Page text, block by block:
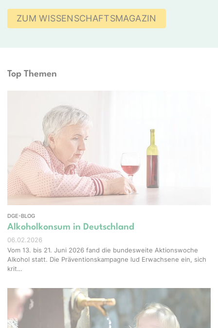
ZUM WISSENSCHAFTSMAGAZIN
Top Themen
DGE-BLOG
Alkoholkonsum in Deutschland
06.02.2026
Vom 13. bis 21. Juni 2026 fand die bundesweite Aktionswoche
Alkohol statt. Die Präventionskampagne lud Erwachsene ein, sich
krit…